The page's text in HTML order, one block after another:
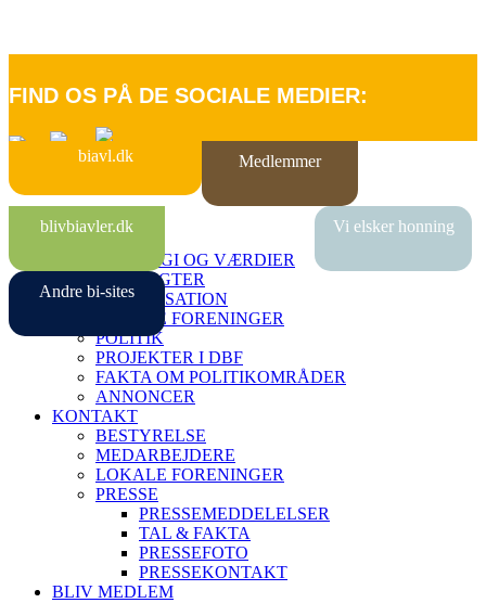
FIND OS PÅ DE SOCIALE MEDIER:
biavl.dk Medlemmer
blivbiavler.dk Vi elsker honning
Andre bi-sites
FORSIDE
STRATEGI OG VÆRDIER
VEDTÆGTER
ORGANISATION
LOKALE FORENINGER
POLITIK
PROJEKTER I DBF
FAKTA OM POLITIKOMRÅDER
ANNONCER
KONTAKT
BESTYRELSE
MEDARBEJDERE
LOKALE FORENINGER
PRESSE
PRESSEMEDDELELSER
TAL & FAKTA
PRESSEFOTO
PRESSEKONTAKT
BLIV MEDLEM